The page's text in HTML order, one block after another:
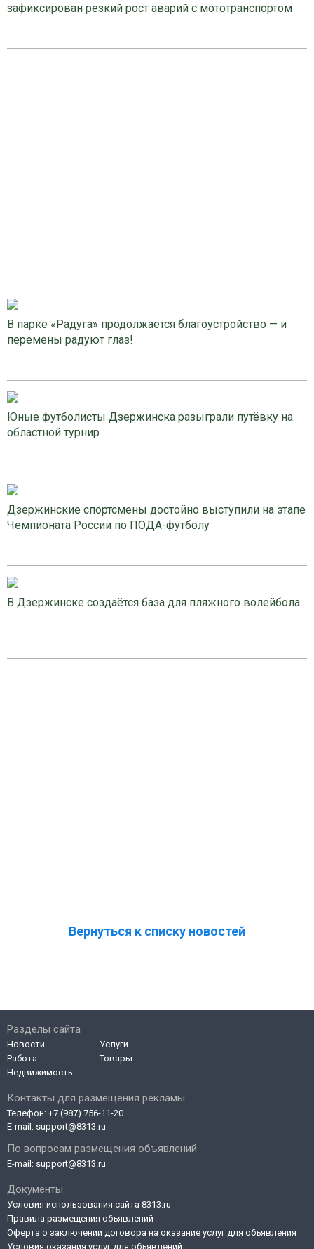
зафиксирован резкий рост аварий с мототранспортом
В парке «Радуга» продолжается благоустройство — и
перемены радуют глаз!
Юные футболисты Дзержинска разыграли путёвку на
областной турнир
Дзержинские спортсмены достойно выступили на этапе
Чемпионата России по ПОДА-футболу
В Дзержинске создаётся база для пляжного волейбола
Вернуться к списку новостей
Контакты для размещения рекламы
Телефон: +7 (987) 756-11-20
E-mail: support@8313.ru
По вопросам размещения объявлений
E-mail: support@8313.ru
Документы
Условия использования сайта 8313.ru
Правила размещения объявлений
Оферта о заключении договора на оказание услуг для объявления
Условия оказания услуг для объявлений
Разделы сайта
Новости
Работа
Недвижимость
Услуги
Товары